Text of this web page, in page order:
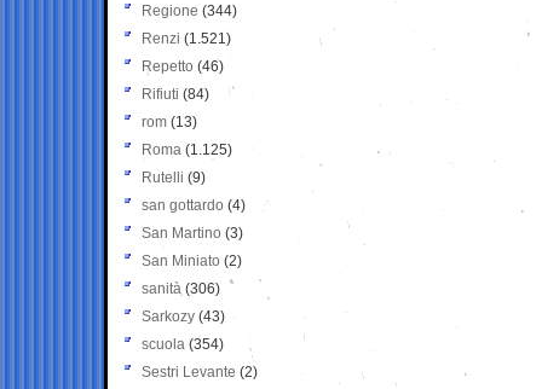
Regione (344)
Renzi (1.521)
Repetto (46)
Rifiuti (84)
rom (13)
Roma (1.125)
Rutelli (9)
san gottardo (4)
San Martino (3)
San Miniato (2)
sanità (306)
Sarkozy (43)
scuola (354)
Sestri Levante (2)